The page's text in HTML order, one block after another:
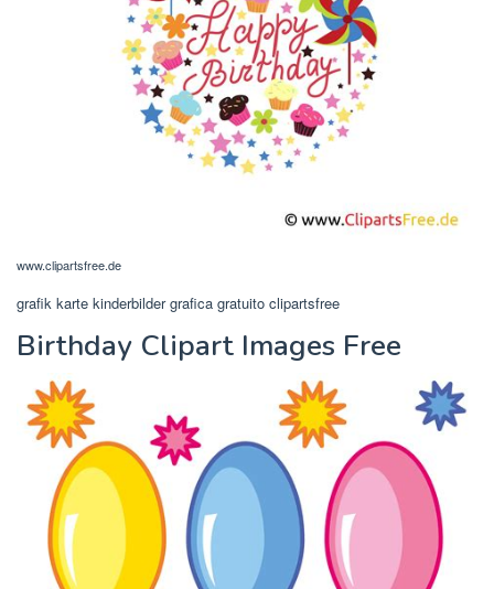
www.clipartsfree.de
grafik karte kinderbilder grafica gratuito clipartsfree
Birthday Clipart Images Free